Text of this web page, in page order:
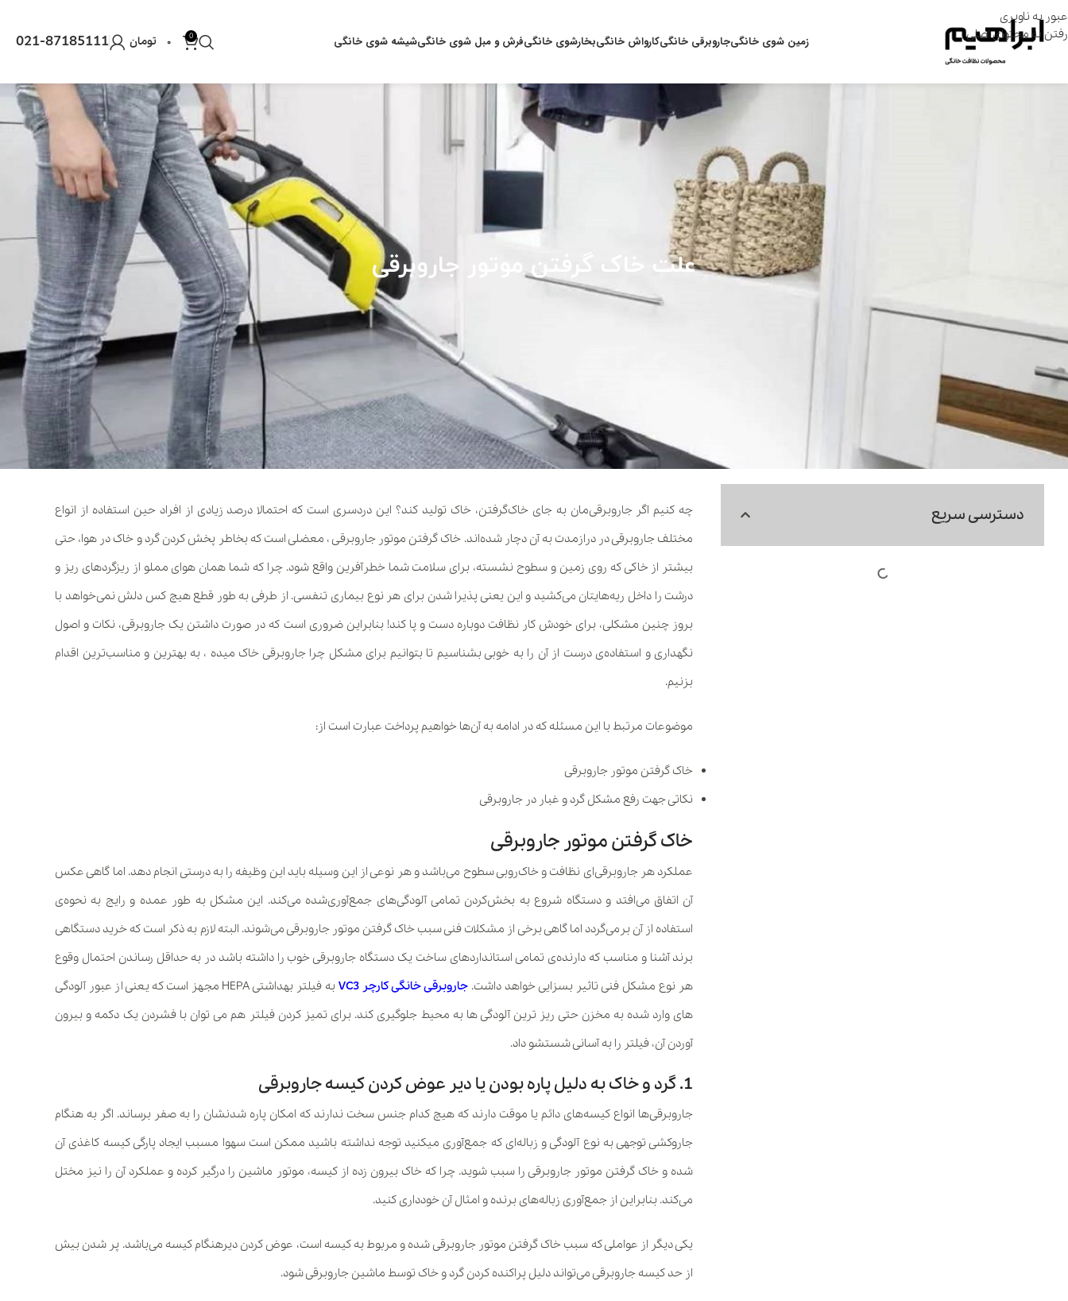
عبور به ناوبری
رفتن به محتوای اصلی
زمین شوی خانگیجاروبرقی خانگیکارواش خانگیبخارشوی خانگیفرش و مبل شوی خانگیشیشه شوی خانگی 0 ۰ تومان 021-87185111
علت خاک گرفتن موتور جاروبرقی
دسترسی سریع
چه کنیم اگر جاروبرقی‌مان به جای خاک‌گرفتن، خاک تولید کند؟ این دردسری است که احتمالا درصد زیادی از افراد حین استفاده از انواع
مختلف جاروبرقی در درازمدت به آن دچار شده‌اند. خاک گرفتن موتور جاروبرقی ، معضلی است که بخاطر پخش کردن گرد و خاک در هوا، حتی
بیشتر از خاکی که روی زمین و سطوح نشسته، برای سلامت شما خطرآفرین واقع شود. چرا که شما همان هوای مملو از ریزگردهای ریز و
درشت را داخل ریه‌هایتان می‌کشید و این یعنی پذیرا شدن برای هر نوع بیماری تنفسی. از طرفی به طور قطع هیچ کس دلش نمی‌خواهد با
بروز چنین مشکلی، برای خودش کار نظافت دوباره دست و پا کند! بنابراین ضروری است که در صورت داشتن یک جاروبرقی، نکات و اصول
نگهداری و استفاده‌ی درست از آن را به خوبی بشناسیم تا بتوانیم برای مشکل چرا جاروبرقی خاک میده ، به بهترین و مناسب‌ترین اقدام
بزنیم.
موضوعات مرتبط با این مسئله که در ادامه به آن‌ها خواهیم پرداخت عبارت است از:
خاک گرفتن موتور جاروبرقی
نکاتی جهت رفع مشکل گرد و غبار در جاروبرقی
خاک گرفتن موتور جاروبرقی
عملکرد هر جاروبرقی‌ای نظافت و خاک‌روبی سطوح می‌باشد و هر نوعی از این وسیله باید این وظیفه را به درستی انجام دهد. اما گاهی عکس
آن اتفاق می‌افتد و دستگاه شروع به بخش‌کردن تمامی آلودگی‌های جمع‌آوری‌شده می‌کند. این مشکل به طور عمده و رایج به نحوه‌ی
استفاده از آن برمی‌گردد اما گاهی برخی از مشکلات فنی سبب خاک گرفتن موتور جاروبرقی می‌شوند. البته لازم به ذکر است که خرید دستگاهی
برند آشنا و مناسب که دارنده‌ی تمامی استانداردهای ساخت یک دستگاه جاروبرقی خوب را داشته باشد در به حداقل رساندن احتمال وقوع
هر نوع مشکل فنی تاثیر بسزایی خواهد داشت. جاروبرقی خانگی کارچر VC3
به فیلتر بهداشتی HEPA مجهز است که یعنی از عبور آلودگی
های وارد شده به مخزن حتی ریز ترین آلودگی ها به محیط جلوگیری کند. برای تمیز کردن فیلتر هم می توان با فشردن یک دکمه و بیرون
آوردن آن، فیلتر را به آسانی شستشو داد.
1. گرد و خاک به دلیل پاره بودن یا دیر عوض کردن کیسه جاروبرقی
جاروبرقی‌ها انواع کیسه‌های دائم یا موقت دارند که هیچ کدام جنس سخت ندارند که امکان پاره شدنشان را به صفر برساند. اگر به هنگام
جاروکشی توجهی به نوع آلودگی و زباله‌ای که جمع‌آوری میکنید توجه نداشته باشید ممکن است سهوا مسبب ایجاد پارگی کیسه‌ کاغذی آن
شده و خاک گرفتن موتور جاروبرقی را سبب شوید. چرا که خاک بیرون زده از کیسه، موتور ماشین را درگیر کرده و عملکرد آن را نیز مختل
می‌کند. بنابراین از جمع‌آوری زباله‌های برنده و امثال آن خودداری کنید.
یکی دیگر از عواملی که سبب خاک گرفتن موتور جاروبرقی شده و مربوط به کیسه است، عوض کردن دیرهنگام کیسه می‌باشد. پر شدن بیش
از حد کیسه جاروبرقی می‌تواند دلیل پراکنده کردن گرد و خاک توسط ماشین جاروبرقی شود.